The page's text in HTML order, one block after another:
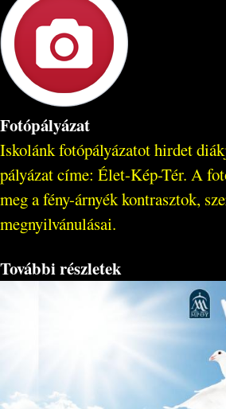
Fotópályázat
Iskolánk fotópályázatot hirdet
pályázat címe: Élet-Kép-Tér. A
meg a fény-árnyék kontrasztok,
megnyilvánulásai.
További részletek